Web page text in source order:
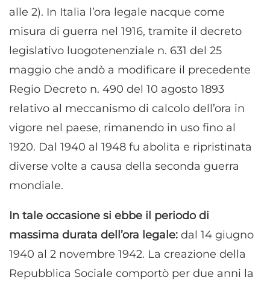
alle 2). In Italia l’ora legale nacque come
misura di guerra nel 1916, tramite il decreto
legislativo luogotenenziale n. 631 del 25
maggio che andò a modificare il precedente
Regio Decreto n. 490 del 10 agosto 1893
relativo al meccanismo di calcolo dell’ora in
vigore nel paese, rimanendo in uso fino al
1920. Dal 1940 al 1948 fu abolita e ripristinata
diverse volte a causa della seconda guerra
mondiale.
In tale occasione si ebbe il periodo di
massima durata dell’ora legale: dal 14 giugno
1940 al 2 novembre 1942. La creazione della
Repubblica Sociale comportò per due anni la